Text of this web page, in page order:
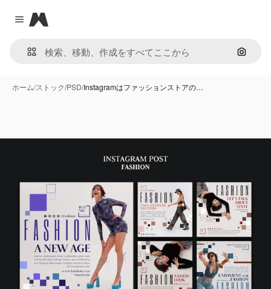
Close menu
Magnific
画像で
ホーム/ストック/PSD/Instagramはファッションストアの…